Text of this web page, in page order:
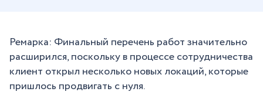
Ремарка: Финальный перечень работ значительно
расширился, поскольку в процессе сотрудничества
клиент открыл несколько новых локаций, которые
пришлось продвигать с нуля.